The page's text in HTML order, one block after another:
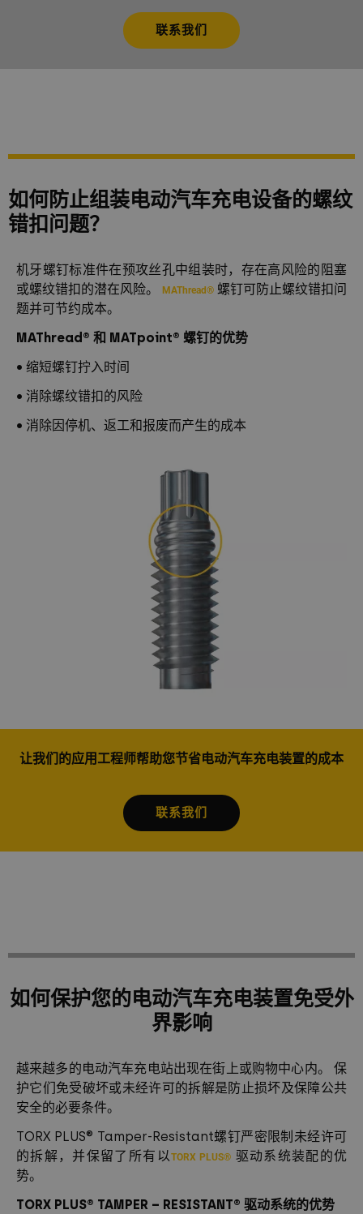
联系我们
如何防止组装电动汽车充电设备的螺纹
错扣问题？
机牙螺钉标准件在预攻丝孔中组装时，存在高风险的阻塞
或螺纹错扣的潜在风险。
MAThread® 螺钉可防止螺纹错扣问
题并可节约成本。
MAThread® 和 MATpoint® 螺钉的优势
• 缩短螺钉拧入时间
• 消除螺纹错扣的风险
• 消除因停机、返工和报废而产生的成本
让我们的应用工程师帮助您节省电动汽车充电装置的成本
联系我们
如何保护您的电动汽车充电装置免受外
界影响
越来越多的电动汽车充电站出现在街上或购物中心内。 保
护它们免受破坏或未经许可的拆解是防止损坏及保障公共
安全的必要条件。
TORX PLUS® Tamper-Resistant螺钉严密限制未经许可
的拆解，并保留了所有以TORX PLUS® 驱动系统装配的优
势。
TORX PLUS® TAMPER – RESISTANT® 驱动系统的优势